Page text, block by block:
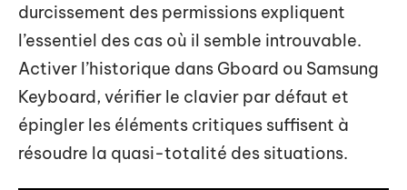
durcissement des permissions expliquent
l’essentiel des cas où il semble introuvable.
Activer l’historique dans Gboard ou Samsung
Keyboard, vérifier le clavier par défaut et
épingler les éléments critiques suffisent à
résoudre la quasi-totalité des situations.